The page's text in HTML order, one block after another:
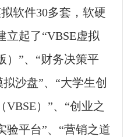
软件30多套，软硬
立起了“VBSE虚拟
）”、“财务决策平
沙盘”、“大学生创
VBSE）”、“创业之
平台”、“营销之道